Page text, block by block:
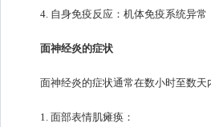
4. 自身免疫反应：机体免疫系统异常
面神经炎的症状
面神经炎的症状通常在数小时至数天
1. 面部表情肌瘫痪：